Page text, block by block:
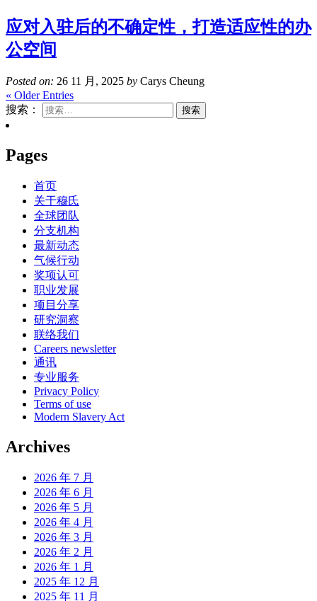
应对入驻后的不确定性，打造适应性的办
公空间
Posted on: 26 11 月, 2025 by Carys Cheung
« Older Entries
搜索：
Pages
首页
关于穆氏
全球团队
分支机构
最新动态
气候行动
奖项认可
职业发展
项目分享
研究洞察
联络我们
Careers newsletter
通讯
专业服务
Privacy Policy
Terms of use
Modern Slavery Act
Archives
2026 年 7 月
2026 年 6 月
2026 年 5 月
2026 年 4 月
2026 年 3 月
2026 年 2 月
2026 年 1 月
2025 年 12 月
2025 年 11 月